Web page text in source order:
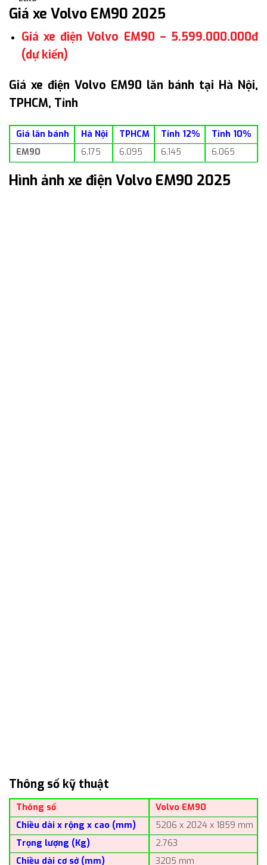
Giá xe Volvo EM90 2025
Giá xe điện Volvo EM90 – 5.599.000.000đ
(dự kiến)
Giá xe điện Volvo EM90 lăn bánh tại Hà Nội,
TPHCM, Tỉnh
Giá lăn bánh Hà Nội TPHCM Tỉnh 12%
Tỉnh 10%
EM90
6.175 6.095 6.145 6.065
Hình ảnh xe điện Volvo EM90 2025
Thông số kỹ thuật
Thông số
Volvo EM90
Chiều dài x rộng x cao (mm)
5206 x 2024 x 1859 mm
Trọng lượng (Kg)
2.763
Chiều dài cơ sở (mm)
3205 mm